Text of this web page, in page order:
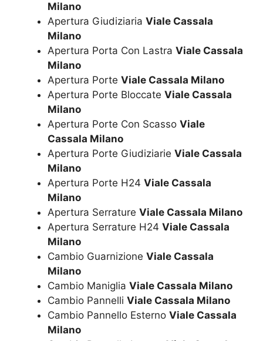
Milano
Apertura Giudiziaria Viale Cassala
Milano
Apertura Porta Con Lastra Viale Cassala
Milano
Apertura Porte Viale Cassala Milano
Apertura Porte Bloccate Viale Cassala
Milano
Apertura Porte Con Scasso Viale
Cassala Milano
Apertura Porte Giudiziarie Viale Cassala
Milano
Apertura Porte H24 Viale Cassala
Milano
Apertura Serrature Viale Cassala Milano
Apertura Serrature H24 Viale Cassala
Milano
Cambio Guarnizione Viale Cassala
Milano
Cambio Maniglia Viale Cassala Milano
Cambio Pannelli Viale Cassala Milano
Cambio Pannello Esterno Viale Cassala
Milano